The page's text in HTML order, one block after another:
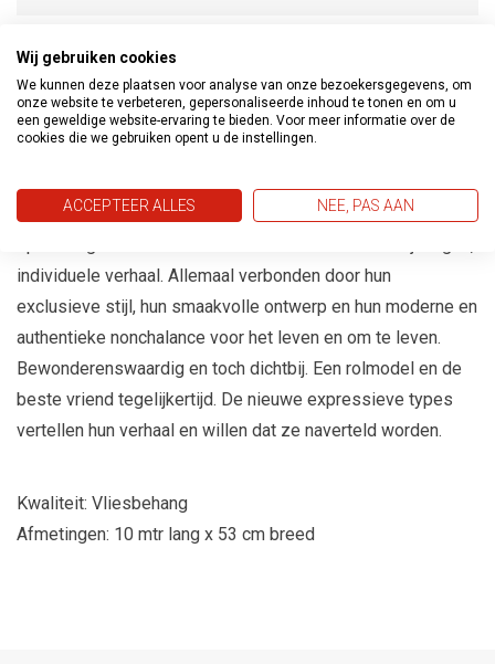
Informatie Documenten
Beoordelingen(0)
De reis gaat verder. Zes grote Europese steden, elk uniek
individuele verhaal. Allemaal verbonden door hun
exclusieve stijl, hun smaakvolle ontwerp en hun moderne en
authentieke nonchalance voor het leven en om te leven.
Bewonderenswaardig en toch dichtbij. Een rolmodel en de
beste vriend tegelijkertijd. De nieuwe expressieve types
vertellen hun verhaal en willen dat ze naverteld worden.
Kwaliteit: Vliesbehang
Afmetingen: 10 mtr lang x 53 cm breed
Wij gebruiken cookies
We kunnen deze plaatsen voor analyse van onze bezoekersgegevens, om
onze website te verbeteren, gepersonaliseerde inhoud te tonen en om u
een geweldige website-ervaring te bieden. Voor meer informatie over de
cookies die we gebruiken opent u de instellingen.
ACCEPTEER ALLES NEE, PAS AAN